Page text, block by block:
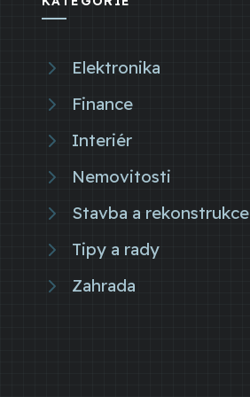
Elektronika
Finance
Interiér
Nemovitosti
Stavba a rekonstrukce
Tipy a rady
Zahrada